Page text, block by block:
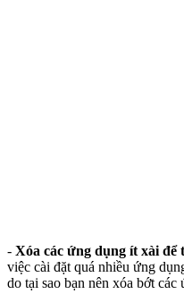
- Xóa các ứng dụng ít xài để
việc cài đặt quá nhiều ứng
do tại sao bạn nên xóa bớt